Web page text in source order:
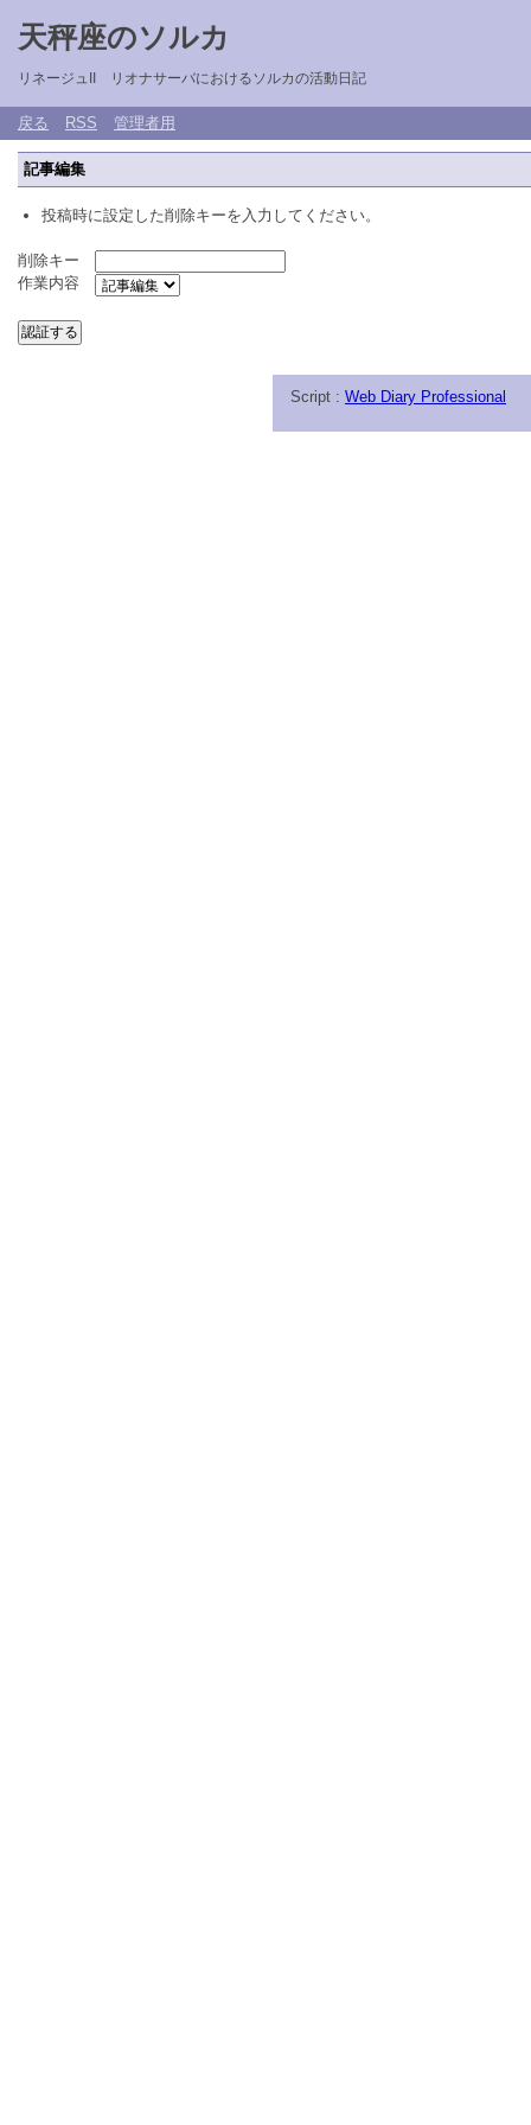
天秤座のソルカ
リネージュII リオナサーバにおけるソルカの活動日記
戻る RSS 管理者用
記事編集
投稿時に設定した削除キーを入力してください。
削除キー
作業内容
Script : Web Diary Professional